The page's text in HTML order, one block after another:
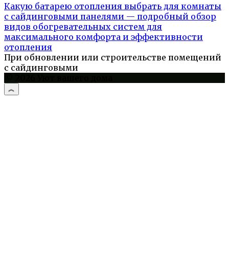
Какую батарею отопления выбрать для комнаты
с сайдинговыми панелями — подробный обзор
видов обогревательных систем для
максимального комфорта и эффективности
отопления
При обновлении или строительстве помещений
с сайдинговыми